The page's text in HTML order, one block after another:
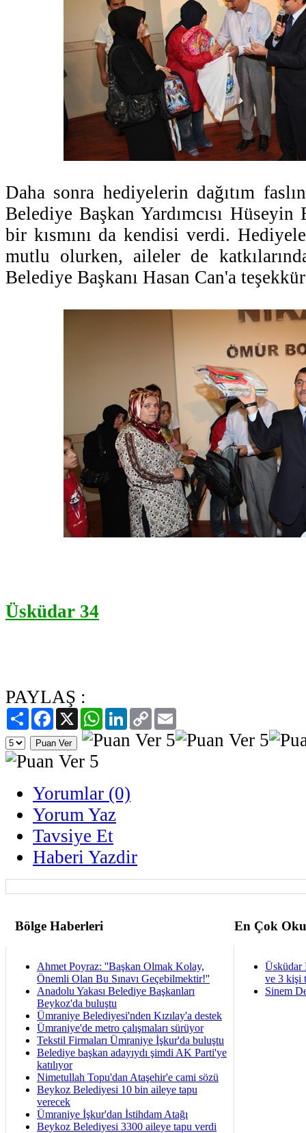
Daha sonra hediyelerin dağıtım
Belediye Başkan Yardımcısı
bir kısmını da kendisi verdi.
mutlu olurken, aileler de
Belediye Başkanı Hasan Can'a
Üsküdar 34
PAYLAŞ :
PaylaşFacebook
X WhatsAppLinkedIn
Copy
Link
Yorumlar (0)
Yorum Yaz
Tavsiye Et
Haberi Yazdir
Bölge Haberleri En Çok
Ahmet Poyraz: ''Başkan Olmak Kolay,
Önemli Olan Bu Sınavı Geçebilmektir!''
Anadolu Yakası Belediye Başkanları
Beykoz'da buluştu
Ümraniye Belediyesi'nden Kızılay'a destek
Ümraniye'de metro çalışmaları sürüyor
Tekstil Firmaları Ümraniye İşkur'da buluştu
Belediye başkan adayıydı şimdi AK Parti'ye
katılıyor
Nimetullah Topu'dan Ataşehir'e cami sözü
Beykoz Belediyesi 10 bin aileye tapu
verecek
Ümraniye İşkur'dan İstihdam Atağı
Beykoz Belediyesi 3300 aileye tapu verdi
Üsküdar
ve 3 kişi
Sinem